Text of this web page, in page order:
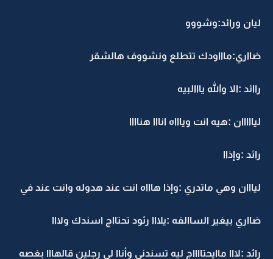
ليان ورائد:وشووو
ضااري:ماااودك تتطلع ونشووف هالشقر
راائد :الا والله يااالبيه
ليااااان :هيه انت وياااه انااا هناااا
رائد :وإذاا
ليااان وهي ماتدري :وإذا هاااه انت عند هدوله وانت عند في
ضااري بيغير الساالفه :يلااا رئود تحتااج اسندك ولااا
رائد :لااا ماايحتااااج ليه تسندني وأناا لي رجلين قالهااا بغصه